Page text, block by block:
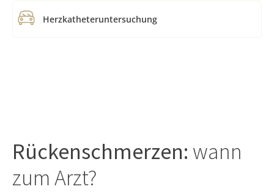
Herzkatheteruntersuchung
Rückenschmerzen: wann
zum Arzt?